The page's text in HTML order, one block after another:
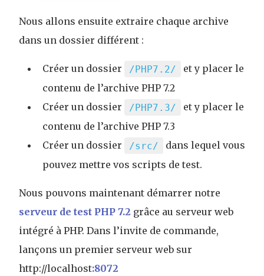
Nous allons ensuite extraire chaque archive
dans un dossier différent :
Créer un dossier /PHP7.2/
et y placer le
contenu de l’archive PHP 7.2
Créer un dossier
/PHP7.3/
et y placer le
contenu de l’archive PHP 7.3
Créer un dossier
/src/
dans lequel vous
pouvez mettre vos scripts de test.
Nous pouvons maintenant démarrer notre
serveur de test PHP 7.2 grâce au serveur web
intégré à PHP. Dans l’invite de commande,
lançons un premier serveur web sur
http://localhost:8072